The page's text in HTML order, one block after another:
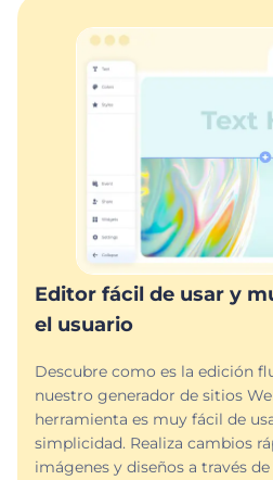
Editor fácil de usar y
el usuario
Descubre como es la edición
nuestro generador de sitios
herramienta es muy fácil de
simplicidad. Realiza cambios
imágenes y diseños a través